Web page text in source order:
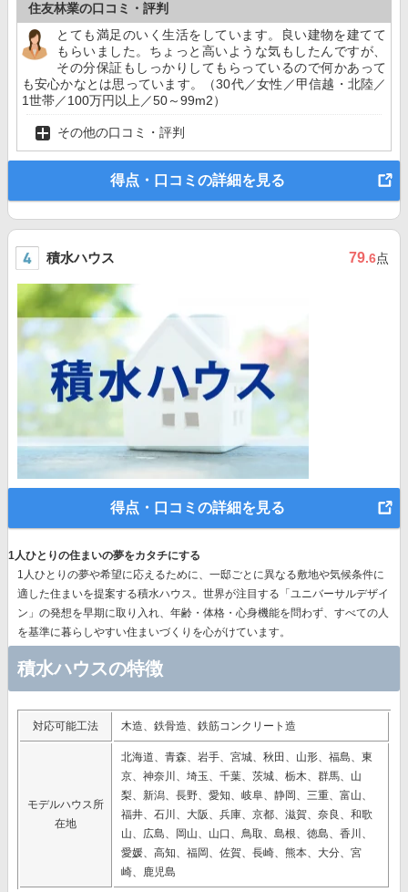
住友林業の口コミ・評判
とても満足のいく生活をしています。良い建物を建てて
もらいました。ちょっと高いような気もしたんですが、
その分保証もしっかりしてもらっているので何かあって
も安心かなとは思っています。（30代／女性／甲信越・北陸／
1世帯／100万円以上／50～99m2）
その他の口コミ・評判
得点・口コミの詳細を見る
積水ハウス 79.6点
得点・口コミの詳細を見る
1人ひとりの住まいの夢をカタチにする
1人ひとりの夢や希望に応えるために、一邸ごとに異なる敷地や気候条件に
適した住まいを提案する積水ハウス。世界が注目する 「ユニバーサルデザイ
ン」の発想を早期に取り入れ、年齢・体格・心身機能を問わず、すべての人
を基準に暮らしやすい住まいづくりを心がけています。
積水ハウスの特徴
対応可能工法 木造、鉄骨造、鉄筋コンクリート造
モデルハウス所
在地
北海道、青森、岩手、宮城、秋田、山形、福島、東
京、神奈川、埼玉、千葉、茨城、栃木、群馬、山
梨、新潟、長野、愛知、岐阜、静岡、三重、富山、
福井、石川、大阪、兵庫、京都、滋賀、奈良、和歌
山、広島、岡山、山口、鳥取、島根、徳島、香川、
愛媛、高知、福岡、佐賀、長崎、熊本、大分、宮
崎、鹿児島